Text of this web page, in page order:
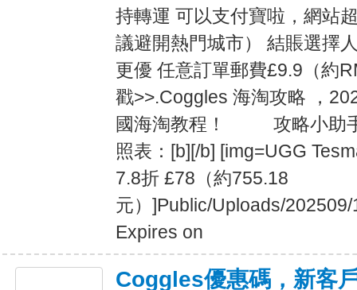
持轉運 可以支付寶啦，網站
議避開熱門城市） 結賬選擇
更優 任意訂單郵費£9.9（約
戳>>.Coggles 海淘攻略 ，
國海淘教程！ 攻略小助
照表：[b][/b] [img=UGG
7.8折 £78（約755.18
元）]Public/Uploads/
Expires on
Coggles優惠碼，新客